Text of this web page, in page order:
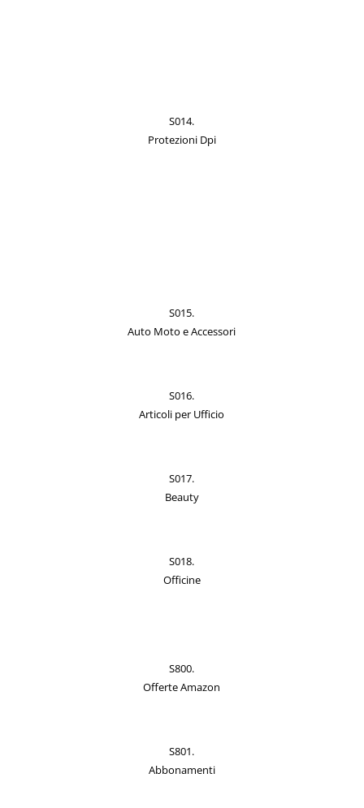
S014.
Protezioni Dpi
S015.
Auto Moto e Accessori
S016.
Articoli per Ufficio
S017.
Beauty
S018.
Officine
S800.
Offerte Amazon
S801.
Abbonamenti